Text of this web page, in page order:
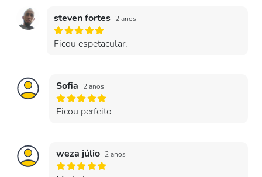
steven fortes 2 anos
Ficou espetacular.
Sofia 2 anos
Ficou perfeito
weza júlio 2 anos